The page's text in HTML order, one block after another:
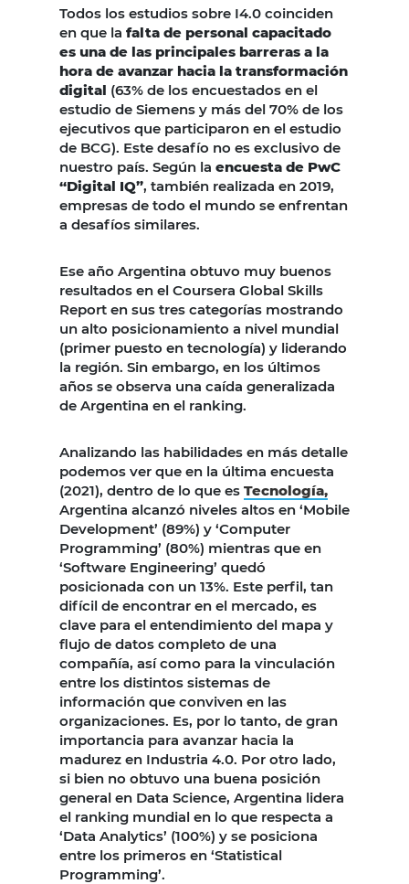
Todos los estudios sobre I4.0 coinciden
en que la falta de personal capacitado
es una de las principales barreras a la
hora de avanzar hacia la transformación
digital (63% de los encuestados en el
estudio de Siemens y más del 70% de los
ejecutivos que participaron en el estudio
de BCG). Este desafío no es exclusivo de
nuestro país. Según la encuesta de PwC
“Digital IQ”, también realizada en 2019,
empresas de todo el mundo se enfrentan
a desafíos similares.
Ese año Argentina obtuvo muy buenos
resultados en el Coursera Global Skills
Report en sus tres categorías mostrando
un alto posicionamiento a nivel mundial
(primer puesto en tecnología) y liderando
la región. Sin embargo, en los últimos
años se observa una caída generalizada
de Argentina en el ranking.
Analizando las habilidades en más detalle
podemos ver que en la última encuesta
(2021), dentro de lo que es Tecnología,
Argentina alcanzó niveles altos en ‘Mobile
Development’ (89%) y ‘Computer
Programming’ (80%) mientras que en
‘Software Engineering’ quedó
posicionada con un 13%. Este perfil, tan
difícil de encontrar en el mercado, es
clave para el entendimiento del mapa y
flujo de datos completo de una
compañía, así como para la vinculación
entre los distintos sistemas de
información que conviven en las
organizaciones. Es, por lo tanto, de gran
importancia para avanzar hacia la
madurez en Industria 4.0. Por otro lado,
si bien no obtuvo una buena posición
general en Data Science, Argentina lidera
el ranking mundial en lo que respecta a
‘Data Analytics’ (100%) y se posiciona
entre los primeros en ‘Statistical
Programming’.